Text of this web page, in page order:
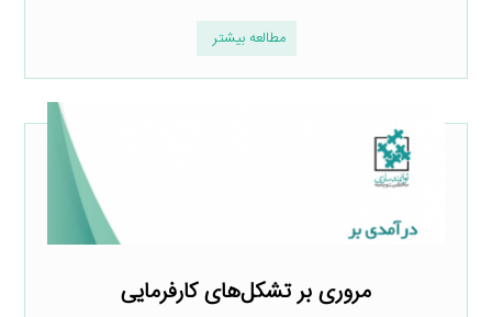
مطالعه بیشتر
مروری بر تشکل‌های کارفرمایی